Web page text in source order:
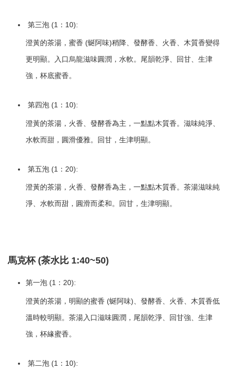
第三泡 (1：10):
澄黃的茶湯，蜜香 (蜒阿味)稍降、發酵香、火香、木質香變得
更明顯。入口烏龍滋味圓潤，水軟。尾韻乾淨、回甘、生津
強，杯底蜜香。
第四泡 (1：10):
澄黃的茶湯，火香、發酵香為主，一點點木質香。滋味純淨、
水軟而甜，圓滑優雅。回甘，生津明顯。
第五泡 (1：20):
澄黃的茶湯，火香、發酵香為主，一點點木質香。茶湯滋味純
淨、水軟而甜，圓滑而柔和。回甘，生津明顯。
馬克杯 (茶水比 1:40~50)
第一泡 (1：20):
澄黃的茶湯，明顯的蜜香 (蜒阿味)、發酵香、火香、木質香低
溫時較明顯。茶湯入口滋味圓潤，尾韻乾淨、回甘強、生津
強，杯緣蜜香。
第二泡 (1：10):